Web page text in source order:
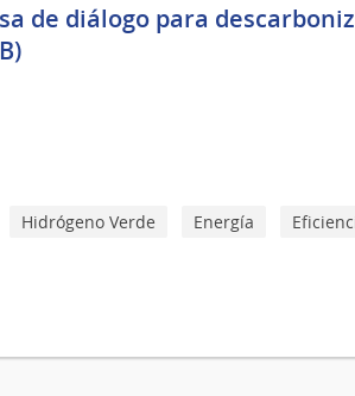
de diálogo para
Hidrógeno Verde Energía